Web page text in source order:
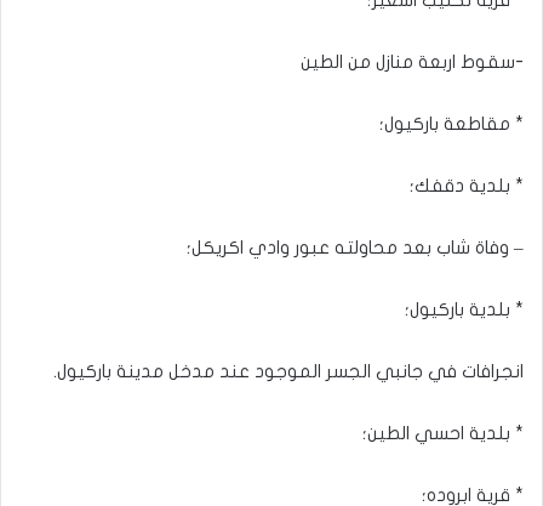
-سقوط اربعة منازل من الطين
* مقاطعة باركيول؛
* بلدية دقفك؛
– وفاة شاب بعد محاولته عبور وادي اكريكل؛
* بلدية باركيول؛
انجرافات في جانبي الجسر الموجود عند مدخل مدينة باركيول.
* بلدية احسي الطين؛
* قرية ابروده؛